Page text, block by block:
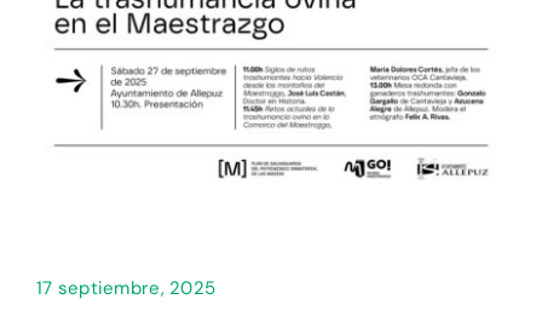
17 septiembre, 2025